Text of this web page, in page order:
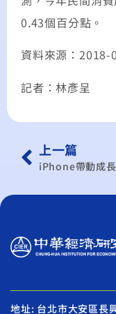
0.43個百分點。
資料來源：
記者：林彥呈
上一篇
地址: 台北市大安區長